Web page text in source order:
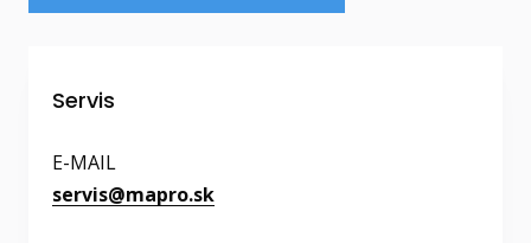
Servis
E-MAIL
servis@mapro.sk